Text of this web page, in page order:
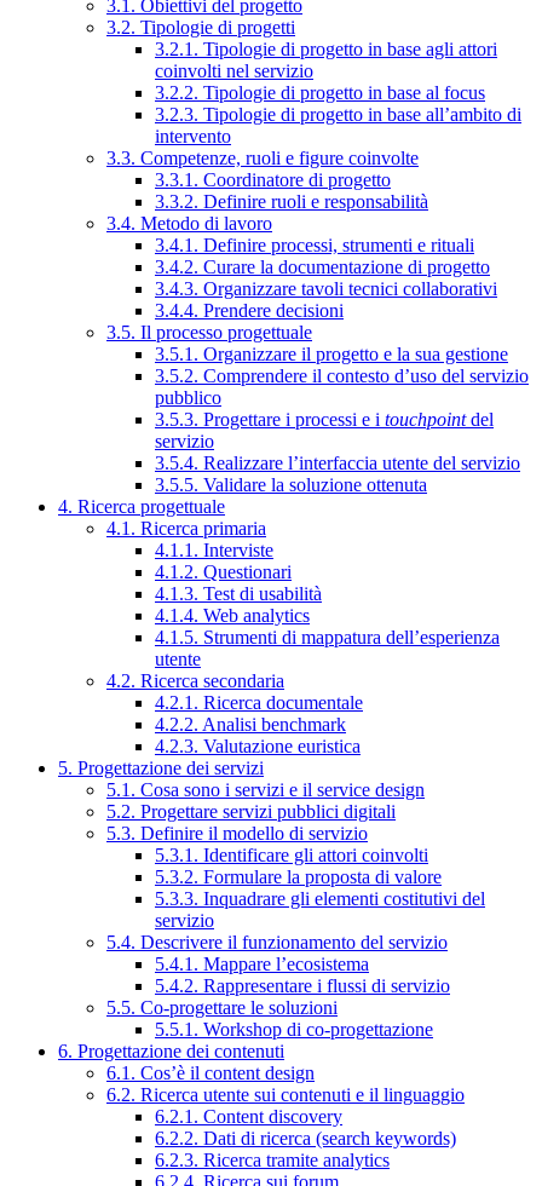
3.1. Obiettivi del progetto
3.2. Tipologie di progetti
3.2.1. Tipologie di progetto in base agli attori
coinvolti nel servizio
3.2.2. Tipologie di progetto in base al focus
3.2.3. Tipologie di progetto in base all’ambito di
intervento
3.3. Competenze, ruoli e figure coinvolte
3.3.1. Coordinatore di progetto
3.3.2. Definire ruoli e responsabilità
3.4. Metodo di lavoro
3.4.1. Definire processi, strumenti e rituali
3.4.2. Curare la documentazione di progetto
3.4.3. Organizzare tavoli tecnici collaborativi
3.4.4. Prendere decisioni
3.5. Il processo progettuale
3.5.1. Organizzare il progetto e la sua gestione
3.5.2. Comprendere il contesto d’uso del servizio
pubblico
3.5.3. Progettare i processi e i touchpointdel
servizio
3.5.4. Realizzare l’interfaccia utente del servizio
3.5.5. Validare la soluzione ottenuta
4. Ricerca progettuale
4.1. Ricerca primaria
4.1.1. Interviste
4.1.2. Questionari
4.1.3. Test di usabilità
4.1.4. Web analytics
4.1.5. Strumenti di mappatura dell’esperienza
utente
4.2. Ricerca secondaria
4.2.1. Ricerca documentale
4.2.2. Analisi benchmark
4.2.3. Valutazione euristica
5. Progettazione dei servizi
5.1. Cosa sono i servizi e il service design
5.2. Progettare servizi pubblici digitali
5.3. Definire il modello di servizio
5.3.1. Identificare gli attori coinvolti
5.3.2. Formulare la proposta di valore
5.3.3. Inquadrare gli elementi costitutivi del
servizio
5.4. Descrivere il funzionamento del servizio
5.4.1. Mappare l’ecosistema
5.4.2. Rappresentare i flussi di servizio
5.5. Co-progettare le soluzioni
5.5.1. Workshop di co-progettazione
6. Progettazione dei contenuti
6.1. Cos’è il content design
6.2. Ricerca utente sui contenuti e il linguaggio
6.2.1. Content discovery
6.2.2. Dati di ricerca (search keywords)
6.2.3. Ricerca tramite analytics
6.2.4. Ricerca sui forum